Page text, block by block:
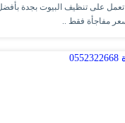
على تنظيف البيوت بجدة
مفاجأة فقط ..